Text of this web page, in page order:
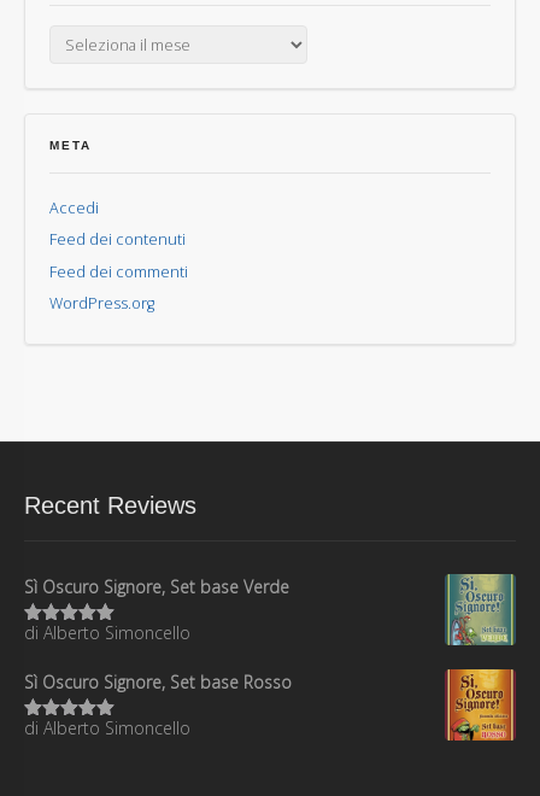
META
Accedi
Feed dei contenuti
Feed dei commenti
WordPress.org
Recent Reviews
Sì Oscuro Signore, Set base Verde
Valutato5
di Alberto Simoncello
Sì Oscuro Signore, Set base Rosso
Valutato5
di Alberto Simoncello